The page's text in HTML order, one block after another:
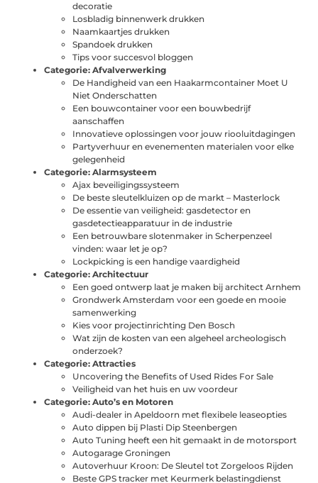
decoratie
Losbladig binnenwerk drukken
Naamkaartjes drukken
Spandoek drukken
Tips voor succesvol bloggen
Categorie: Afvalverwerking
De Handigheid van een Haakarmcontainer Moet U
Niet Onderschatten
Een bouwcontainer voor een bouwbedrijf
aanschaffen
Innovatieve oplossingen voor jouw riooluitdagingen
Partyverhuur en evenementen materialen voor elke
gelegenheid
Categorie: Alarmsysteem
Ajax beveiligingssysteem
De beste sleutelkluizen op de markt – Masterlock
De essentie van veiligheid: gasdetector en
gasdetectieapparatuur in de industrie
Een betrouwbare slotenmaker in Scherpenzeel
vinden: waar let je op?
Lockpicking is een handige vaardigheid
Categorie: Architectuur
Een goed ontwerp laat je maken bij architect Arnhem
Grondwerk Amsterdam voor een goede en mooie
samenwerking
Kies voor projectinrichting Den Bosch
Wat zijn de kosten van een algeheel archeologisch
onderzoek?
Categorie: Attracties
Uncovering the Benefits of Used Rides For Sale
Veiligheid van het huis en uw voordeur
Categorie: Auto’s en Motoren
Audi-dealer in Apeldoorn met flexibele leaseopties
Auto dippen bij Plasti Dip Steenbergen
Auto Tuning heeft een hit gemaakt in de motorsport
Autogarage Groningen
Autoverhuur Kroon: De Sleutel tot Zorgeloos Rijden
Beste GPS tracker met Keurmerk belastingdienst